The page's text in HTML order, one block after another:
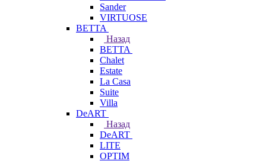
Sander
VIRTUOSE
BETTA
Назад
BETTA
Chalet
Estate
La Casa
Suite
Villa
DeART
Назад
DeART
LITE
OPTIM